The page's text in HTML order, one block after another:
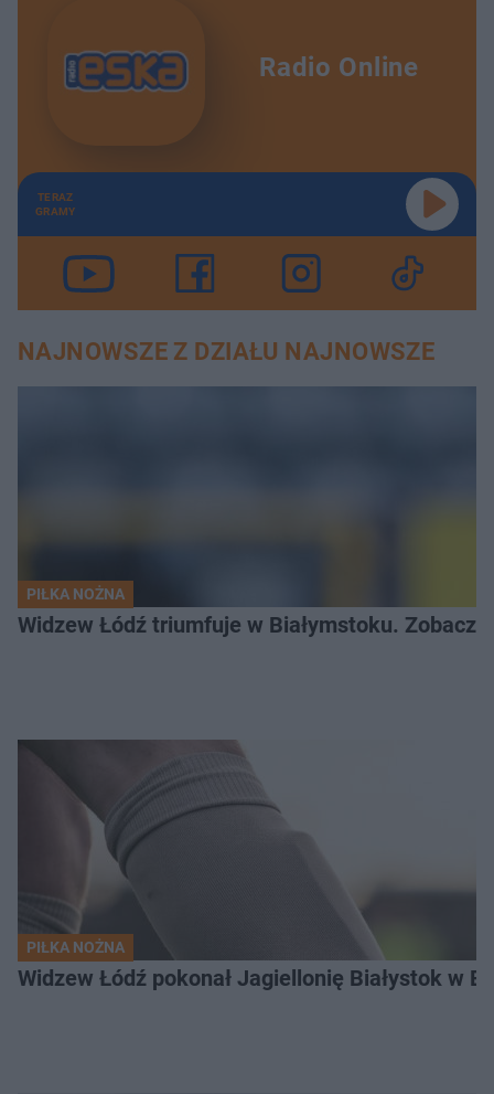
Radio Online
TERAZ
GRAMY
NAJNOWSZE Z DZIAŁU NAJNOWSZE
PIŁKA NOŻNA
Widzew Łódź triumfuje w Białymstoku. Zobacz
PIŁKA NOŻNA
Widzew Łódź pokonał Jagiellonię Białystok w